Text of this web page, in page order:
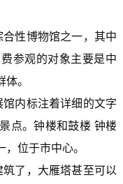
性博物馆之一，其中
参观的对象主要是中
。
内标注着详细的文字
点。钟楼和鼓楼 钟楼
位于市中心。
了，大雁塔甚至可以